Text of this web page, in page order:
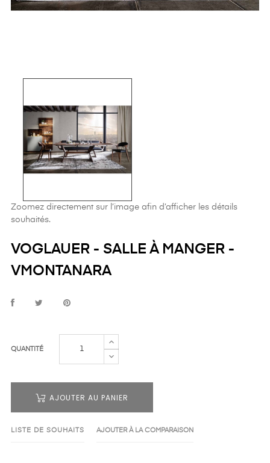
Zoomez directement sur l’image afin d’afficher les détails
souhaités.
VOGLAUER - SALLE À MANGER -
VMONTANARA
QUANTITÉ
AJOUTER AU PANIER
LISTE DE SOUHAITS AJOUTER À LA COMPARAISON